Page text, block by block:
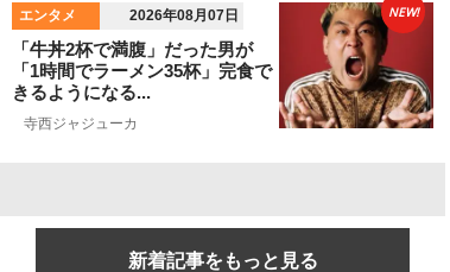
エンタメ 2026年08月07日
「牛丼2杯で満腹」だった男が
「1時間でラーメン35杯」完食で
きるようになる...
寺西ジャジューカ
NEW!
新着記事をもっと見る